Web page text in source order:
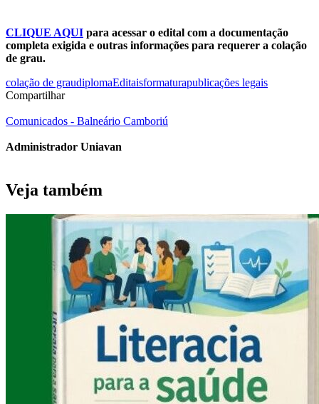
CLIQUE AQUI para acessar o edital com a documentação
completa exigida e outras informações para requerer a colação
de grau.
colação de graudiplomaEditaisformaturapublicações legais
Compartilhar
Comunicados - Balneário Camboriú
Administrador Uniavan
Veja também